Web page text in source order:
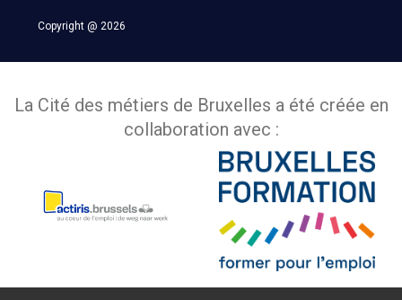
Copyright @ 2026
La Cité des métiers de Bruxelles a été créée en
collaboration avec :